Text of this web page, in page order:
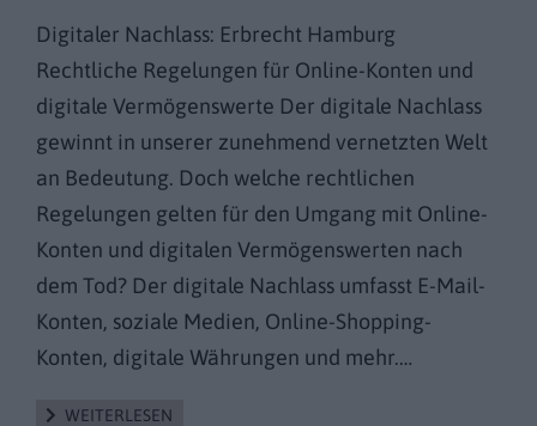
Digitaler Nachlass: Erbrecht Hamburg
Rechtliche Regelungen für Online-Konten und
digitale Vermögenswerte Der digitale Nachlass
gewinnt in unserer zunehmend vernetzten Welt
an Bedeutung. Doch welche rechtlichen
Regelungen gelten für den Umgang mit Online-
Konten und digitalen Vermögenswerten nach
dem Tod? Der digitale Nachlass umfasst E-Mail-
Konten, soziale Medien, Online-Shopping-
Konten, digitale Währungen und mehr.…
WEITERLESEN